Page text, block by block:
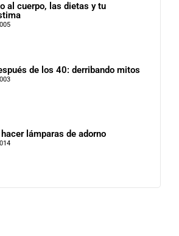
al cuerpo, las dietas y tu
de los 40: derribando mitos
lámparas de adorno